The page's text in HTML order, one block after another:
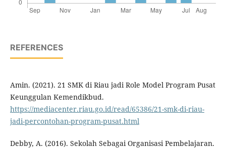
REFERENCES
Amin. (2021). 21 SMK di Riau jadi Role Model Program Pusat
Keunggulan Kemendikbud.
https://mediacenter.riau.go.id/read/65386/21-smk-di-riau-
jadi-percontohan-program-pusat.html
Debby, A. (2016). Sekolah Sebagai Organisasi Pembelajaran.